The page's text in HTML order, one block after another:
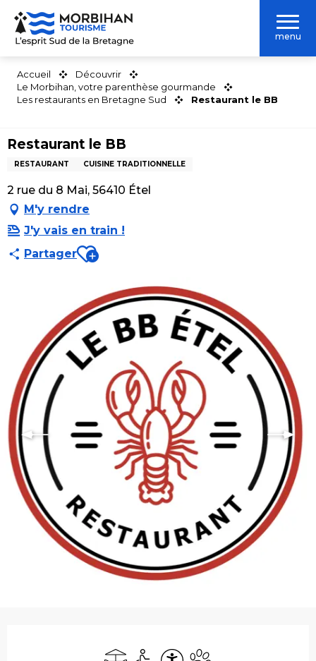
Aller
contenu
menu
Accueil
Découvrir
Le Morbihan, votre parenthèse gourmande
Les restaurants en Bretagne Sud
Restaurant le BB
Restaurant le BB
RESTAURANT CUISINE TRADITIONNELLE
2 rue du 8 Mai, 56410 Étel
M'y rendre
J'y vais en train !
PartagerAjouter aux favoris
TerrasseAccès handicapés
Accessibilité
Animaux acceptés